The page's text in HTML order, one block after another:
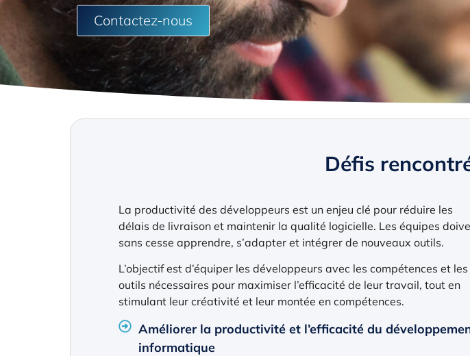
Contactez-nous
Défis
La productivité des développeurs est un enjeu clé pour réduire les
délais de livraison et maintenir la qualité logicielle. Les équipes
sans cesse apprendre, s’adapter et intégrer de nouveaux outils.
L’objectif est d’équiper les développeurs avec les compétences et les
outils nécessaires pour maximiser l’efficacité de leur travail, tout en
stimulant leur créativité et leur montée en compétences.
Améliorer la productivité et l’efficacité du
informatique